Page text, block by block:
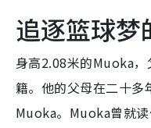
追逐篮球梦
身高2.08米的Muoka
籍。他的父母在二十多
Muoka。Muoka曾就